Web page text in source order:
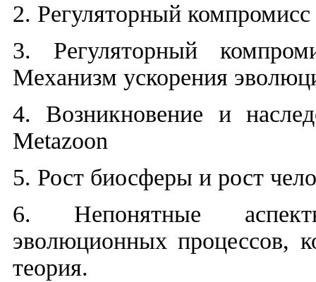
2. Регуляторный компромисс
3. Регуляторный
Механизм ускорения
4. Возникновение и
Metazoon
5. Рост биосферы и рост
6. Непонятные
эволюционных процессов,
теория.